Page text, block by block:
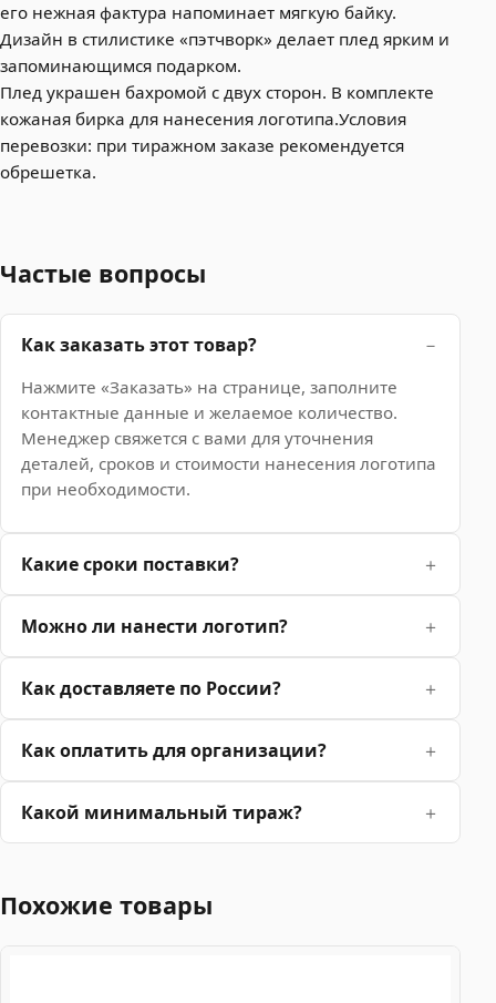
его нежная фактура напоминает мягкую байку.
Дизайн в стилистике «пэтчворк» делает плед ярким и
запоминающимся подарком.
Плед украшен бахромой с двух сторон. В комплекте
кожаная бирка для нанесения логотипа.Условия
перевозки: при тиражном заказе рекомендуется
обрешетка.
Частые вопросы
Как заказать этот товар?
Нажмите «Заказать» на странице, заполните
контактные данные и желаемое количество.
Менеджер свяжется с вами для уточнения
деталей, сроков и стоимости нанесения логотипа
при необходимости.
Какие сроки поставки?
Можно ли нанести логотип?
Как доставляете по России?
Как оплатить для организации?
Какой минимальный тираж?
Похожие товары